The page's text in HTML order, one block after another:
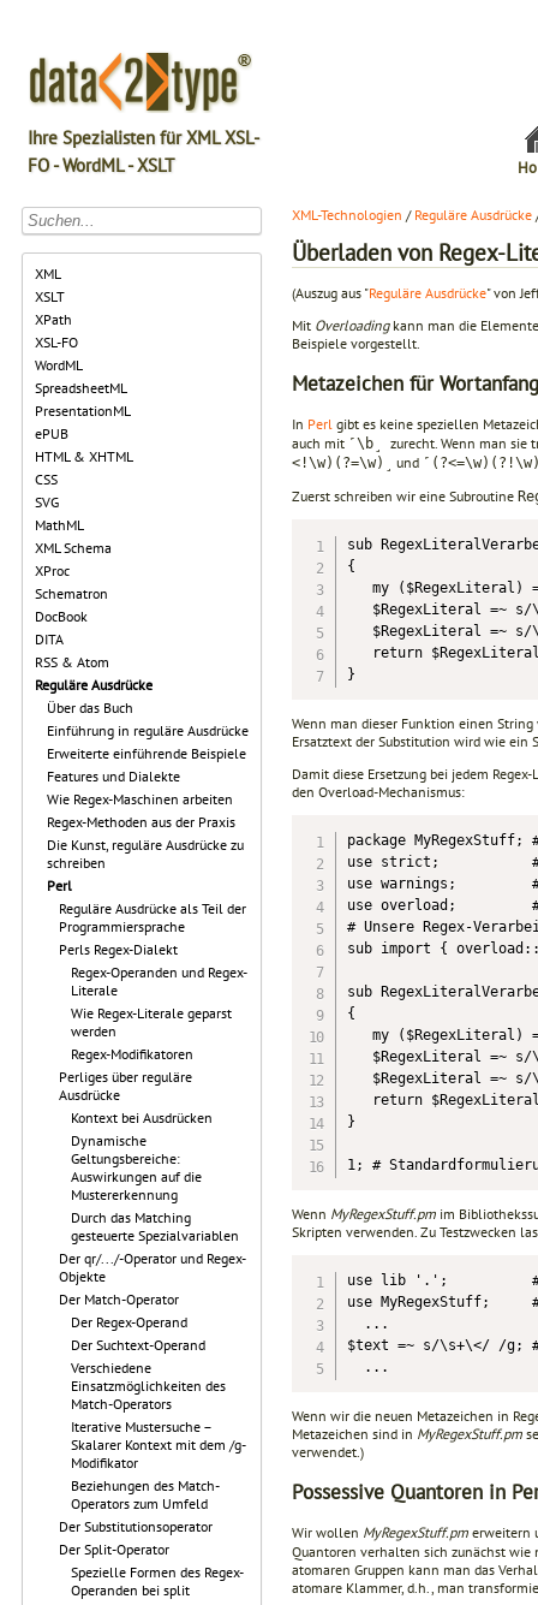
Ihre Spezialisten für XML XSL-
FO - WordML - XSLT
XML
XSLT
XPath
XSL-FO
WordML
SpreadsheetML
PresentationML
ePUB
HTML & XHTML
CSS
SVG
MathML
XML Schema
XProc
Schematron
DocBook
DITA
RSS & Atom
Reguläre Ausdrücke
Über das Buch
Einführung in reguläre Ausdrücke
Erweiterte einführende Beispiele
Features und Dialekte
Wie Regex-Maschinen arbeiten
Regex-Methoden aus der Praxis
Die Kunst, reguläre Ausdrücke zu
schreiben
Perl
Reguläre Ausdrücke als Teil der
Programmiersprache
Perls Regex-Dialekt
Regex-Operanden und Regex-
Literale
Wie Regex-Literale geparst
werden
Regex-Modifikatoren
Perliges über reguläre
Ausdrücke
Kontext bei Ausdrücken
Dynamische
Geltungsbereiche:
Auswirkungen auf die
Mustererkennung
Durch das Matching
gesteuerte Spezialvariablen
Der qr/.../-Operator und Regex-
Objekte
Der Match-Operator
Der Regex-Operand
Der Suchtext-Operand
Verschiedene
Einsatzmöglichkeiten des
Match-Operators
Iterative Mustersuche –
Skalarer Kontext mit dem /g-
Modifikator
Beziehungen des Match-
Operators zum Umfeld
Der Substitutionsoperator
Der Split-Operator
Spezielle Formen des Regex-
Operanden bei split
XML-Technologien / Reguläre Ausdrücke
Überladen von Regex-
(Auszug aus "Reguläre Ausdrücke" von
Mit Overloading kann man die
Beispiele vorgestellt.
Metazeichen für
In Perl gibt es keine speziellen
auch mit ˹\b˼ zurecht. Wenn man sie
<!\w)(?=\w)˼ und
Zuerst schreiben wir eine Subroutine
sub
{
my ($RegexLiteral)
$RegexLiteral =~
$RegexLiteral =~
return
}
Wenn man dieser Funktion einen
Ersatztext der Substitution wird wie
Damit diese Ersetzung bei jedem
den Overload-Mechanismus:
package MyRegexStuff;
use strict;           #
use warnings;         #
use overload;         #
# Unsere Regex-
sub import {
sub
{
my ($RegexLiteral)
$RegexLiteral =~
$RegexLiteral =~
return
}
1; #
Wenn MyRegexStuff.pm im
Skripten verwenden. Zu Testzwecken
use lib '.';          #
use MyRegexStuff;
  ...
$text =~ s/\s+\</ /g; #
  ...
Wenn wir die neuen Metazeichen in
Metazeichen sind in MyRegexStuff.pm
verwendet.)
Possessive Quantoren in
Wir wollen MyRegexStuff.pm erweitern
Quantoren verhalten sich zunächst wie
atomaren Gruppen kann man das
atomare Klammer, d.h., man